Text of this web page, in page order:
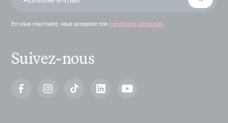
En vous inscrivant, vous acceptez nos conditions générales
Suivez-nous